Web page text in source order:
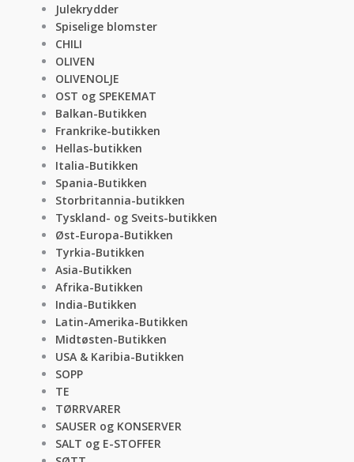
Julekrydder
Spiselige blomster
CHILI
OLIVEN
OLIVENOLJE
OST og SPEKEMAT
Balkan-Butikken
Frankrike-butikken
Hellas-butikken
Italia-Butikken
Spania-Butikken
Storbritannia-butikken
Tyskland- og Sveits-butikken
Øst-Europa-Butikken
Tyrkia-Butikken
Asia-Butikken
Afrika-Butikken
India-Butikken
Latin-Amerika-Butikken
Midtøsten-Butikken
USA & Karibia-Butikken
SOPP
TE
TØRRVARER
SAUSER og KONSERVER
SALT og E-STOFFER